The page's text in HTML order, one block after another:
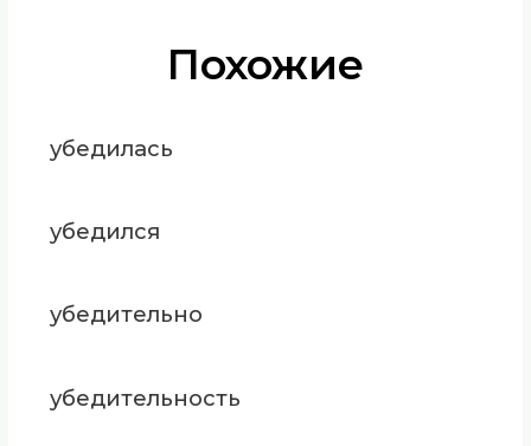
Похожие
убедилась
убедился
убедительно
убедительность